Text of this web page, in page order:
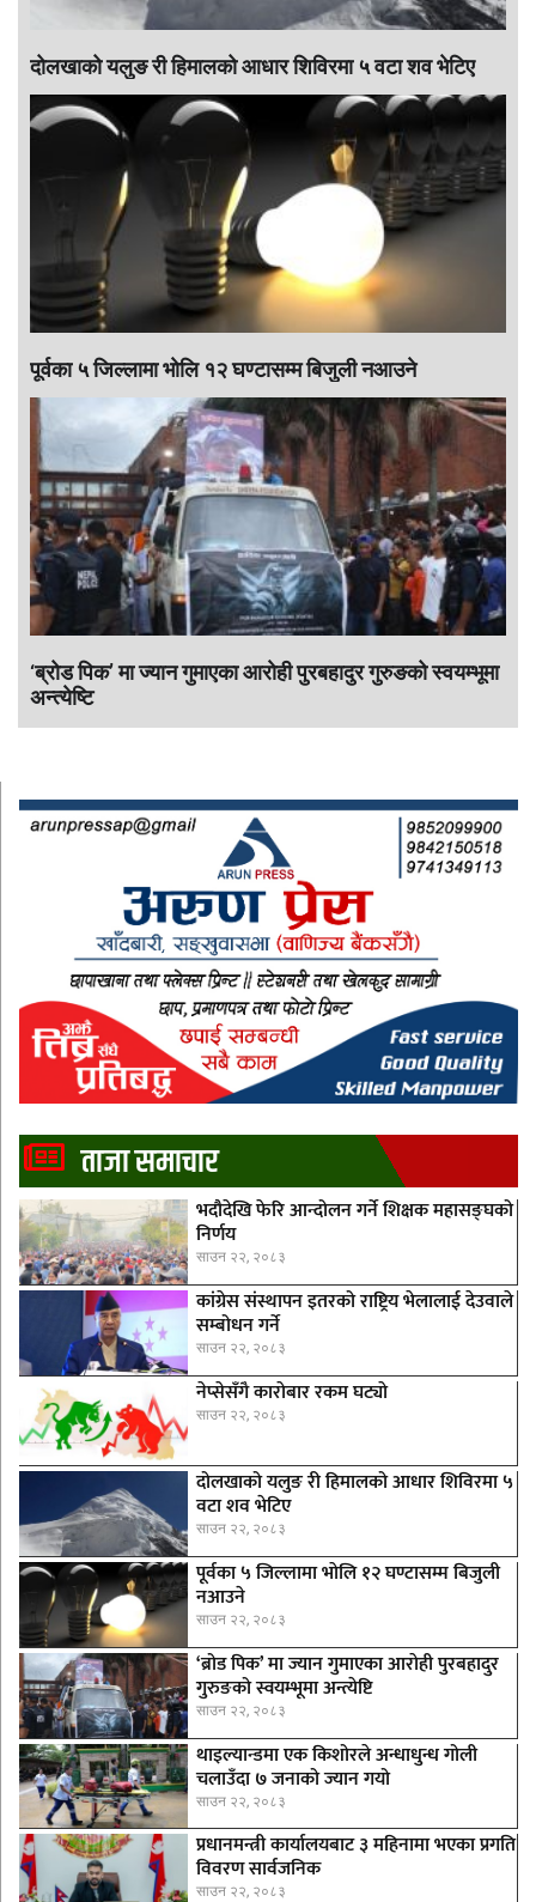
दोलखाको यलुङ री हिमालको आधार शिविरमा ५ वटा शव भेटिए
पूर्वका ५ जिल्लामा भाेलि १२ घण्टासम्म बिजुली नआउने
‘ब्रोड पिक’ मा ज्यान गुमाएका आराेही पुरबहादुर गुरुङको स्वयम्भूमा
अन्त्येष्टि
ताजा समाचार
भदौदेखि फेरि आन्दोलन गर्ने शिक्षक महासङ्घको
निर्णय
साउन २२, २०८३
कांग्रेस संस्थापन इतरको राष्ट्रिय भेलालाई देउवाले
सम्बोधन गर्ने
साउन २२, २०८३
नेप्सेसँगै काराेबार रकम घट्याे
साउन २२, २०८३
दोलखाको यलुङ री हिमालको आधार शिविरमा ५
वटा शव भेटिए
साउन २२, २०८३
पूर्वका ५ जिल्लामा भाेलि १२ घण्टासम्म बिजुली
नआउने
साउन २२, २०८३
‘ब्रोड पिक’ मा ज्यान गुमाएका आराेही पुरबहादुर
गुरुङको स्वयम्भूमा अन्त्येष्टि
साउन २२, २०८३
थाइल्यान्डमा एक किशोरले अन्धाधुन्ध गोली
चलाउँदा ७ जनाको ज्यान गयो
साउन २२, २०८३
प्रधानमन्त्री कार्यालयबाट ३ महिनामा भएका प्रगति
विवरण सार्वजनिक
साउन २२, २०८३